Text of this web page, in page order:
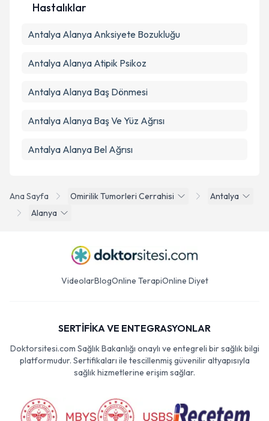
Ana Sayfa Omirilik Tumorleri Cerrahisi
Antalya
Alanya
Hastalıklar
Antalya Alanya Anksiyete Bozukluğu
Antalya Alanya Atipik Psikoz
Antalya Alanya Baş Dönmesi
Antalya Alanya Baş Ve Yüz Ağrısı
Antalya Alanya Bel Ağrısı
VideolarBlogOnline TerapiOnline Diyet
SERTİFİKA VE ENTEGRASYONLAR
Doktorsitesi.com Sağlık Bakanlığı onaylı ve entegreli bir sağlık bilgi
platformudur. Sertifikaları ile tescillenmiş güvenilir altyapısıyla
sağlık hizmetlerine erişim sağlar.